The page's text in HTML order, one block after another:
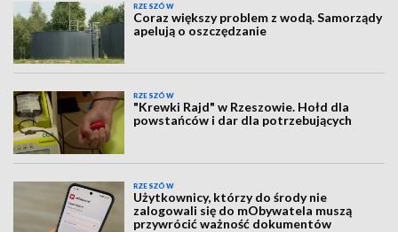
RZESZÓW
Coraz większy problem z wodą. Samorządy
apelują o oszczędzanie
RZESZÓW
"Krewki Rajd" w Rzeszowie. Hołd dla
powstańców i dar dla potrzebujących
RZESZÓW
Użytkownicy, którzy do środy nie
zalogowali się do mObywatela muszą
przywrócić ważność dokumentów